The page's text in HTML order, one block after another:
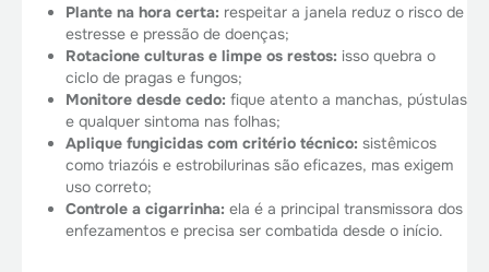
Plante na hora certa: respeitar a janela reduz o risco de
estresse e pressão de doenças;
Rotacione culturas e limpe os restos: isso quebra o
ciclo de pragas e fungos;
Monitore desde cedo: fique atento a manchas, pústulas
e qualquer sintoma nas folhas;
Aplique fungicidas com critério técnico: sistêmicos
como triazóis e estrobilurinas são eficazes, mas exigem
uso correto;
Controle a cigarrinha: ela é a principal transmissora dos
enfezamentos e precisa ser combatida desde o início.